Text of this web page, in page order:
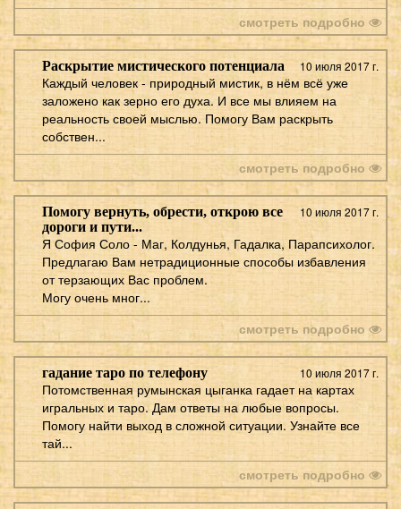
смотреть подробно
10 июля 2017 г.
Раскрытие мистического потенциала
Каждый человек - природный мистик, в нём всё уже
заложено как зерно его духа. И все мы влияем на
реальность своей мыслью. Помогу Вам раскрыть
собствен...
смотреть подробно
10 июля 2017 г.
Помогу вернуть, обрести, открою все
дороги и пути...
Я София Соло - Маг, Колдунья, Гадалка, Парапсихолог.
Предлагаю Вам нетрадиционные способы избавления
от терзающих Вас проблем.
Могу очень мног...
смотреть подробно
10 июля 2017 г.
гадание таро по телефону
Потомственная румынская цыганка гадает на картах
игральных и таро. Дам ответы на любые вопросы.
Помогу найти выход в сложной ситуации. Узнайте все
тай...
смотреть подробно